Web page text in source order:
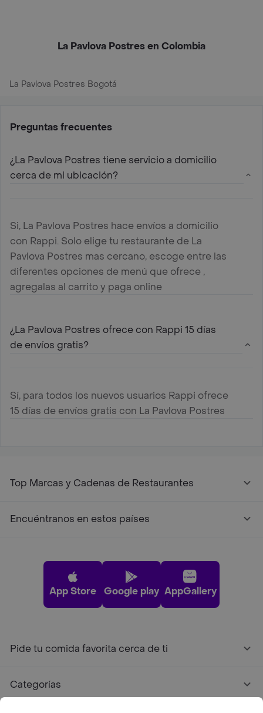
La Pavlova Postres en Colombia
La Pavlova Postres Bogotá
Preguntas frecuentes
¿La Pavlova Postres tiene servicio a domicilio
cerca de mi ubicación?
Si, La Pavlova Postres hace envíos a domicilio
con Rappi. Solo elige tu restaurante de La
Pavlova Postres mas cercano, escoge entre las
diferentes opciones de menú que ofrece ,
agregalas al carrito y paga online
¿La Pavlova Postres ofrece con Rappi 15 días
de envíos gratis?
Sí, para todos los nuevos usuarios Rappi ofrece
15 días de envíos gratis con La Pavlova Postres
Top Marcas y Cadenas de Restaurantes
Encuéntranos en estos países
App Store Google play AppGallery
Pide tu comida favorita cerca de ti
Categorías